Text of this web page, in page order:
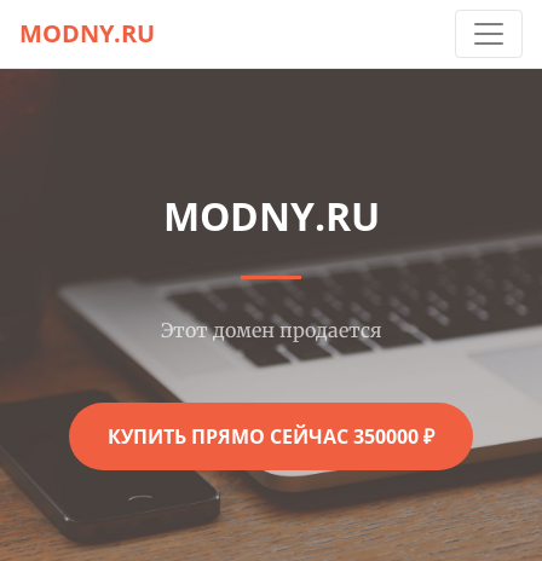
MODNY.RU
MODNY.RU
Этот домен продается
КУПИТЬ ПРЯМО СЕЙЧАС 350000 ₽